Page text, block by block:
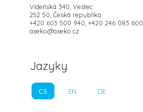
Vídeňská 340, Vestec
252 50, Česká republika
+420 603 500 940, +420 246 083 600
aseko@aseko.cz
Jazyky
CS EN DE